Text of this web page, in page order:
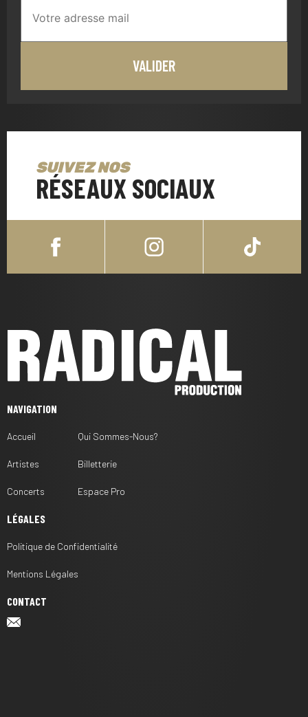
SUIVEZ NOS
RÉSEAUX SOCIAUX
NAVIGATION
Accueil
Artistes
Concerts
Qui Sommes-Nous?
Billetterie
Espace Pro
LÉGALES
Politique de Confidentialité
Mentions Légales
CONTACT